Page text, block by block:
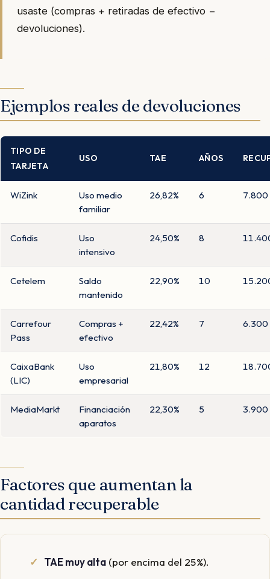
usaste (compras + retiradas de efectivo −
devoluciones).
Ejemplos reales de devoluciones
TIPO DE
TARJETA
USO TAE AÑOS
WiZink
Uso medio
familiar
26,82% 6
Cofidis
Uso
intensivo
24,50% 8
Cetelem
Saldo
mantenido
22,90% 10
Carrefour
Pass
Compras +
efectivo
22,42% 7
CaixaBank
(LIC)
Uso
empresarial
21,80% 12
MediaMarkt
Financiación
aparatos
22,30% 5
Factores que aumentan la
cantidad recuperable
TAE muy alta (por encima del 25%).